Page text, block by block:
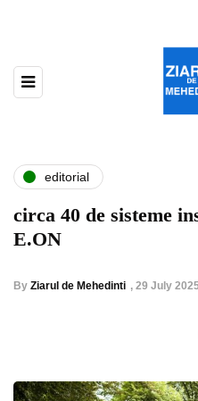
editorial
circa 40 de sisteme
E.ON
By Ziarul de Mehedinti , 29 July